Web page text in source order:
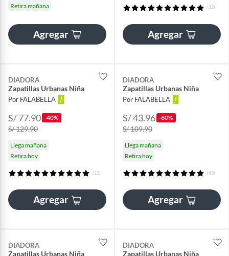
Retira mañana
Agregar
(12)
Agregar
DIADORA
Zapatillas Urbanas Niña
Por FALABELLA
S/ 77.90 -40%
S/ 129.90
Llega mañana
Retira hoy
(11)
Agregar
DIADORA
Zapatillas Urbanas Niña
Por FALABELLA
S/ 43.96 -60%
S/ 109.90
Llega mañana
Retira hoy
(43)
Agregar
DIADORA
Zapatillas Urbanas Niña
DIADORA
Zapatillas Urbanas Niña